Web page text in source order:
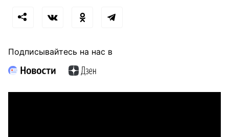
Подписывайтесь на нас в